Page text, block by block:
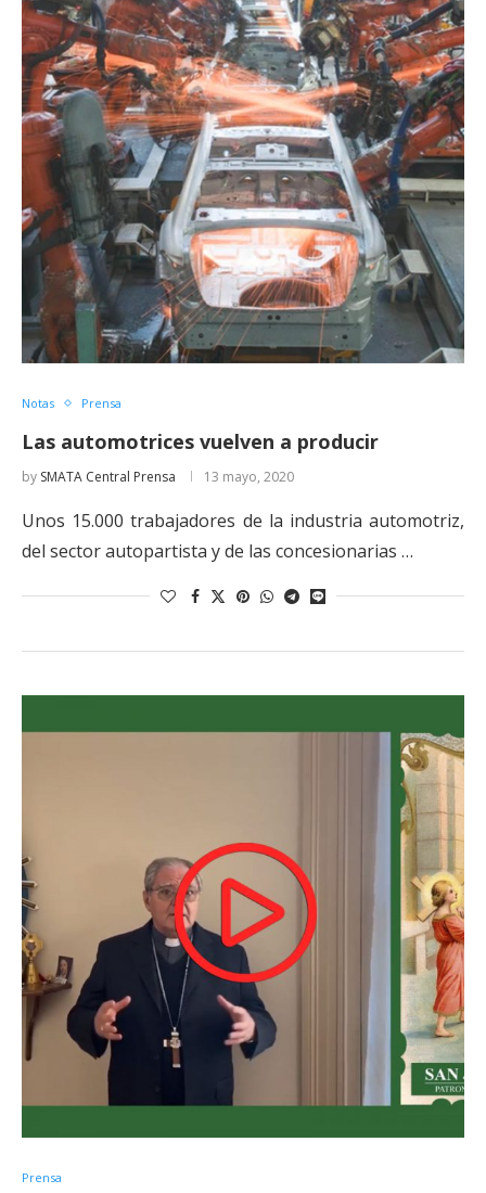
Notas Prensa
Las automotrices vuelven a producir
by SMATA Central Prensa 13 mayo, 2020
Unos 15.000 trabajadores de la industria automotriz,
del sector autopartista y de las concesionarias …
Prensa